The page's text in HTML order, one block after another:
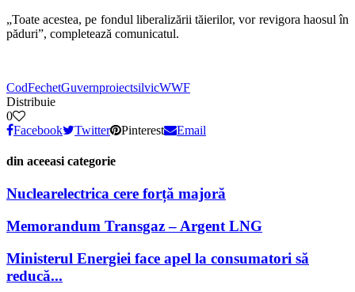
„Toate acestea, pe fondul liberalizării tăierilor, vor revigora haosul în
păduri”, completează comunicatul.
CodFechetGuvernproiectsilvicWWF
Distribuie
0
Facebook
Twitter Pinterest Email
din aceeasi categorie
Nuclearelectrica cere forță majoră
Memorandum Transgaz – Argent LNG
Ministerul Energiei face apel la consumatori să
reducă...